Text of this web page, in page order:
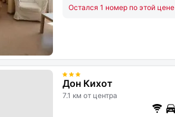
Остался 1 номер по этой цене
Дон Кихот
7.1 км от центра